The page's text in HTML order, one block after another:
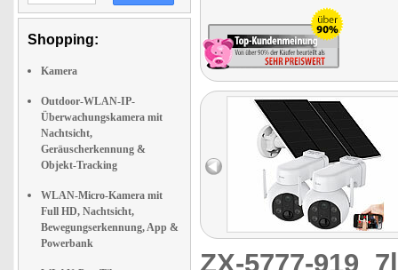
Shopping:
Kamera
Outdoor-WLAN-IP-
Überwachungskamera mit
Nachtsicht,
Geräuscherkennung &
Objekt-Tracking
WLAN-Micro-Kamera mit
Full HD, Nachtsicht,
Bewegungserkennung, App &
Powerbank
ZX-5777-919